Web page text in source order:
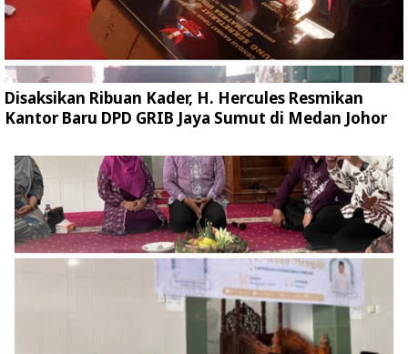
Disaksikan Ribuan Kader, H. Hercules Resmikan
Kantor Baru DPD GRIB Jaya Sumut di Medan Johor